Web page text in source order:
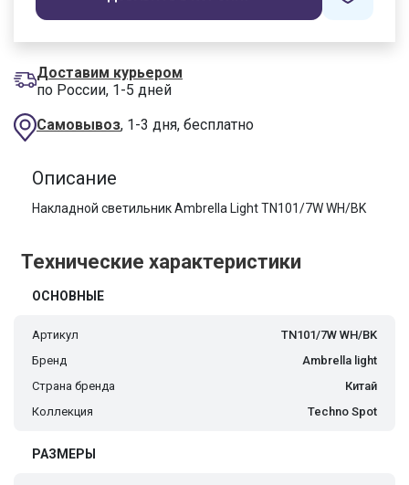
Доставим курьером
по России, 1-5 дней
Самовывоз, 1-3 дня, бесплатно
Описание
Накладной светильник Ambrella Light TN101/7W WH/BK
Технические характеристики
ОСНОВНЫЕ
Артикул
TN101/7W WH/BK
Бренд
Ambrella light
Страна бренда
Китай
Коллекция
Techno Spot
РАЗМЕРЫ